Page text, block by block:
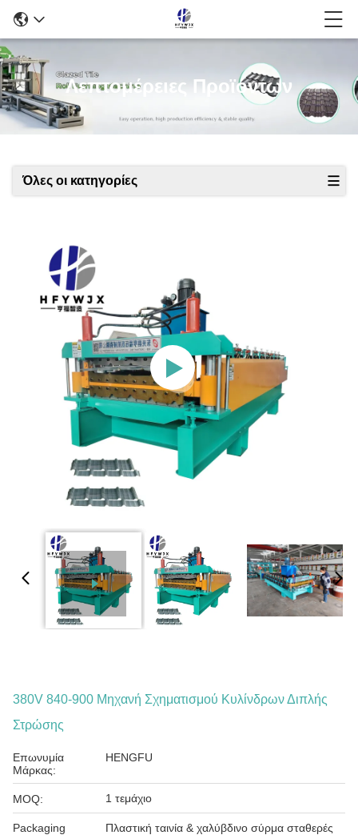
Λεπτομέρειες Προϊόντων
Όλες οι κατηγορίες
380V 840-900 Μηχανή Σχηματισμού Κυλίνδρων Διπλής
Στρώσης
Επωνυμία
Μάρκας:
HENGFU
MOQ: 1 τεμάχιο
Packaging
Πλαστική ταινία & χαλύβδινο σύρμα σταθερές